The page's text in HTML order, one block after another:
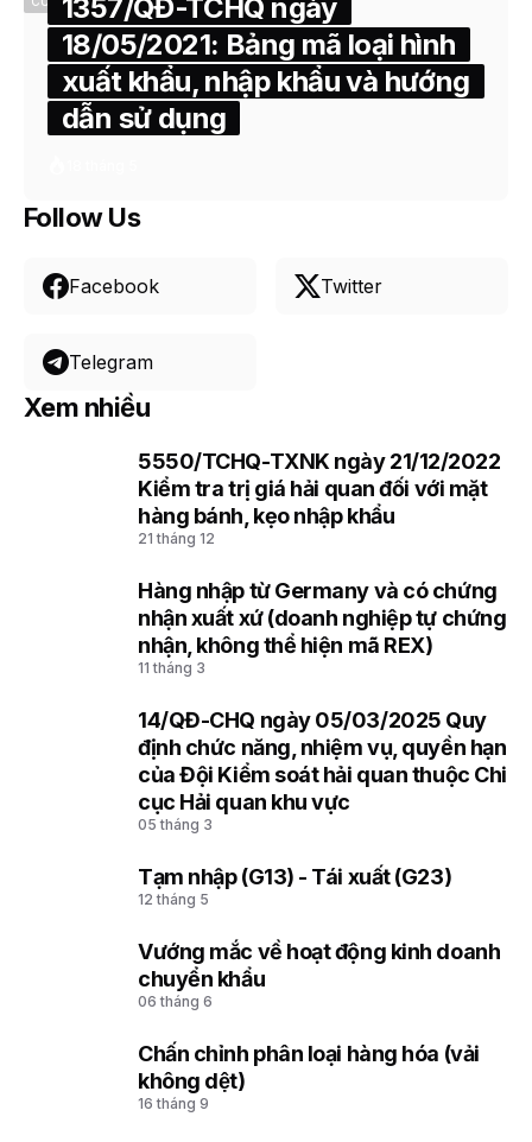
1357/QĐ-TCHQ ngày
18/05/2021: Bảng mã loại hình
xuất khẩu, nhập khẩu và hướng
dẫn sử dụng
Follow Us
Facebook Twitter
Telegram
Xem nhiều
5550/TCHQ-TXNK ngày 21/12/2022
Kiểm tra trị giá hải quan đối với mặt
hàng bánh, kẹo nhập khẩu
21 tháng 12
Hàng nhập từ Germany và có chứng
nhận xuất xứ (doanh nghiệp tự chứng
nhận, không thể hiện mã REX)
11 tháng 3
14/QĐ-CHQ ngày 05/03/2025 Quy
định chức năng, nhiệm vụ, quyền hạn
của Đội Kiểm soát hải quan thuộc Chi
cục Hải quan khu vực
05 tháng 3
Tạm nhập (G13) - Tái xuất (G23)
12 tháng 5
Vướng mắc về hoạt động kinh doanh
chuyển khẩu
06 tháng 6
Chấn chỉnh phân loại hàng hóa (vải
không dệt)
16 tháng 9